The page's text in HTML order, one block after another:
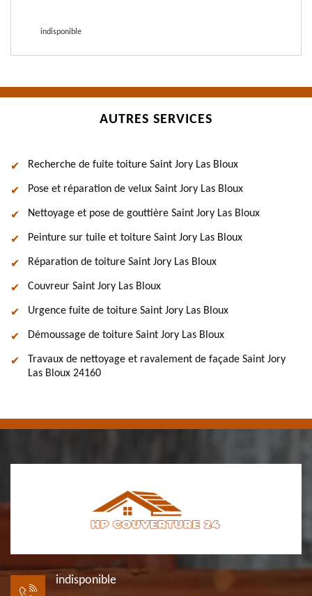
indisponible
AUTRES SERVICES
Recherche de fuite toiture Saint Jory Las Bloux
Pose et réparation de velux Saint Jory Las Bloux
Nettoyage et pose de gouttière Saint Jory Las Bloux
Peinture sur tuile et toiture Saint Jory Las Bloux
Réparation de toiture Saint Jory Las Bloux
Couvreur Saint Jory Las Bloux
Urgence fuite de toiture Saint Jory Las Bloux
Démoussage de toiture Saint Jory Las Bloux
Travaux de nettoyage et ravalement de façade Saint Jory
Las Bloux 24160
indisponible